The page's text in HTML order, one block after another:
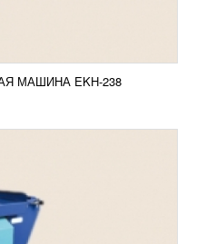
МАШИНА EKH-238